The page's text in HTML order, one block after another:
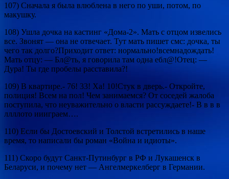
107) Сначала я была влюблена в него по уши, потом, по
макушку.
108) Ушла дочка на кастинг «Дома-2». Мать с отцом извелись
все. Звонят — она не отвечает. Тут мать пишет смс: дочка, ты
чего так долго?Приходит ответ: нормально!всемнадождать!
Мать отцу: — Бл@ть, я говорила там одна ебл@!Отец: —
Дура! Ты где пробелы расставила?!
109) В квартире.- 76! 33! Ха! 10!Стук в дверь.- Откройте,
полиция! Всем на пол! Чем занимаемся? От соседей жалоба
поступила, что неуважительно о власти рассуждаете!- В в в в
ллллото иииграем….
110) Если бы Достоевский и Толстой встретились в наше
время, то написали бы роман «Война и идиоты».
111) Скоро будут Санкт-Путинбург в РФ и Лукашенск в
Беларуси, и почему нет — Ангелмеркелберг в Германии.